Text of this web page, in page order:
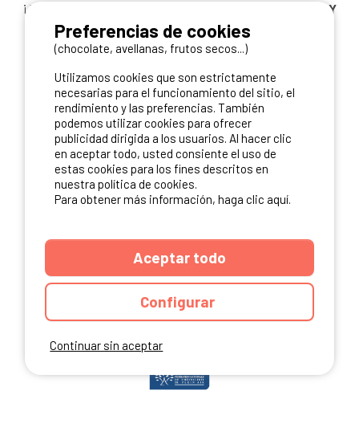
¡ Y NO TE PIERDAS NUESTRAS
OFERTAS, CONCURSOS Y
NOVEDADESINSCRIBIÉNDOTE A NUESTRA
NEWSLETTER!
ME INSCRIBO
NUESTROS PARTNERS
Continuar sin aceptar
Preferencias de cookies
(chocolate, avellanas, frutos secos...)
Utilizamos cookies que son estrictamente
necesarias para el funcionamiento del sitio, el
rendimiento y las preferencias. También
podemos utilizar cookies para ofrecer
publicidad dirigida a los usuarios. Al hacer clic
en aceptar todo, usted consiente el uso de
estas cookies para los fines descritos en
nuestra política de cookies.
Para obtener más información, haga clic aquí.
Aceptar todo
Configurar